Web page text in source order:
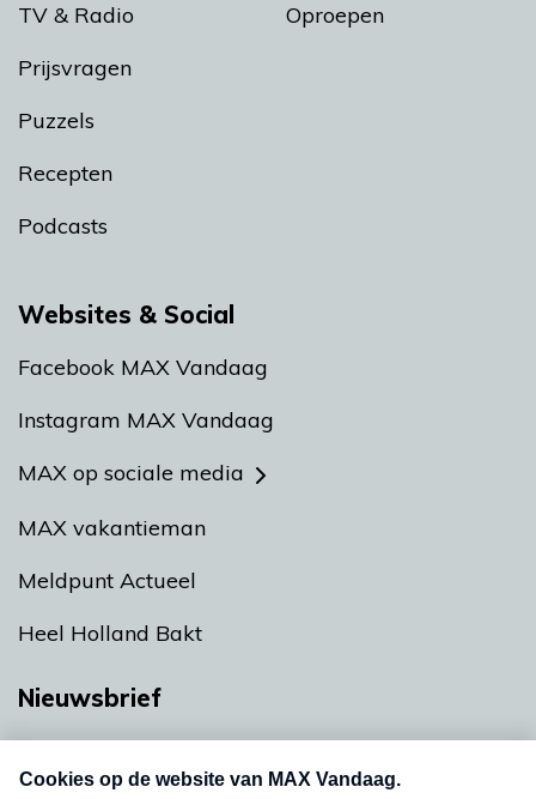
TV & Radio
Prijsvragen
Puzzels
Recepten
Podcasts
Oproepen
Websites & Social
Facebook MAX Vandaag
Instagram MAX Vandaag
MAX op sociale media
MAX vakantieman
Meldpunt Actueel
Heel Holland Bakt
Nieuwsbrief
nieuwsbrief. Elke vrijdag- en dinsdagochtend in